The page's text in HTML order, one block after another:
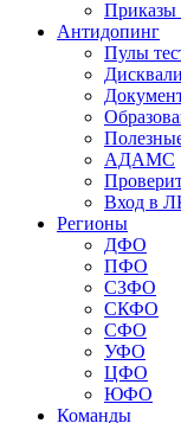
Антидопинг
Пулы
АДАМС
Вход в
Регионы
ДФО
ПФО
СЗФО
СКФО
СФО
УФО
ЦФО
ЮФО
Команды